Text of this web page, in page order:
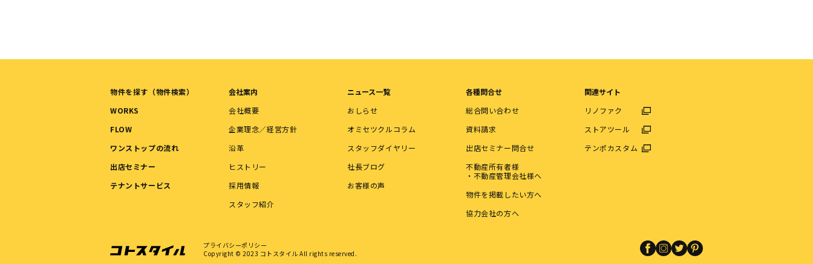
物件を探す（物件検索）
WORKS
FLOW
ワンストップの流れ
出店セミナー
テナントサービス
会社案内
会社概要
企業理念／経営方針
沿革
ヒストリー
採用情報
スタッフ紹介
ニュース一覧
おしらせ
オミセツクルコラム
スタッフダイヤリー
社長ブログ
お客様の声
各種問合せ
総合問い合わせ
資料請求
出店セミナー問合せ
不動産所有者様
・不動産管理会社様へ
物件を掲載したい方へ
協力会社の方へ
関連サイト
リノファク
ストアツール
テンポカスタム
プライバシーポリシー
Copyright © 2023 コトスタイル All rights reserved.